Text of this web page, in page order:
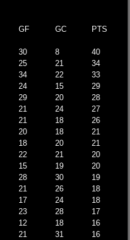
GF GC PTS
30 8
40
25 21
34
34 22
33
24 15
29
29 20
28
21 24
27
21 18
26
20 18
21
18 20
21
22 21
20
15 19
20
28 30
19
21 26
18
17 24
18
23 28
17
12 18
16
21 31
16